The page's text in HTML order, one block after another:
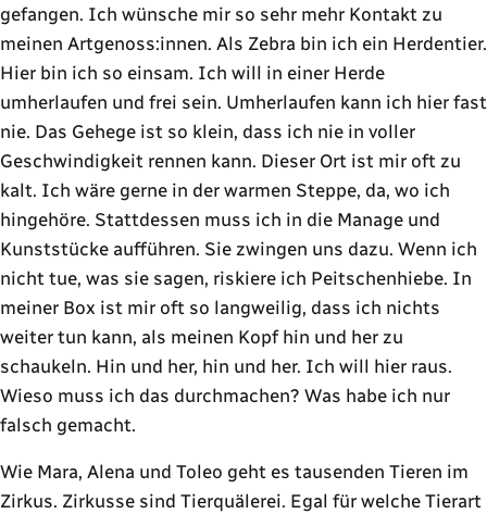
gefangen. Ich wünsche mir so sehr mehr Kontakt zu
meinen Artgenoss:innen. Als Zebra bin ich ein Herdentier.
Hier bin ich so einsam. Ich will in einer Herde
umherlaufen und frei sein. Umherlaufen kann ich hier fast
nie. Das Gehege ist so klein, dass ich nie in voller
Geschwindigkeit rennen kann. Dieser Ort ist mir oft zu
kalt. Ich wäre gerne in der warmen Steppe, da, wo ich
hingehöre. Stattdessen muss ich in die Manage und
Kunststücke aufführen. Sie zwingen uns dazu. Wenn ich
nicht tue, was sie sagen, riskiere ich Peitschenhiebe. In
meiner Box ist mir oft so langweilig, dass ich nichts
weiter tun kann, als meinen Kopf hin und her zu
schaukeln. Hin und her, hin und her. Ich will hier raus.
Wieso muss ich das durchmachen? Was habe ich nur
falsch gemacht.
Wie Mara, Alena und Toleo geht es tausenden Tieren im
Zirkus. Zirkusse sind Tierquälerei. Egal für welche Tierart